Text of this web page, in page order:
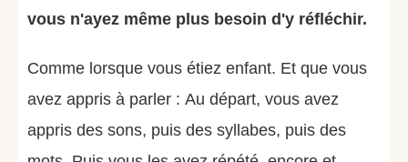
vous n'ayez même plus besoin d'y réfléchir.
Comme lorsque vous étiez enfant. Et que vous
avez appris à parler : Au départ, vous avez
appris des sons, puis des syllabes, puis des